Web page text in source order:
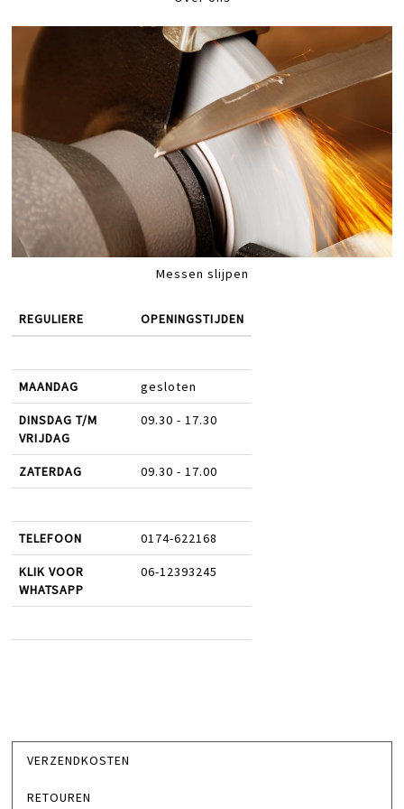
Messen slijpen
REGULIERE OPENINGSTIJDEN
MAANDAG gesloten
DINSDAG T/M
VRIJDAG
09.30 - 17.30
ZATERDAG 09.30 - 17.00
TELEFOON 0174-622168
KLIK VOOR
WHATSAPP
06-12393245
VERZENDKOSTEN
RETOUREN